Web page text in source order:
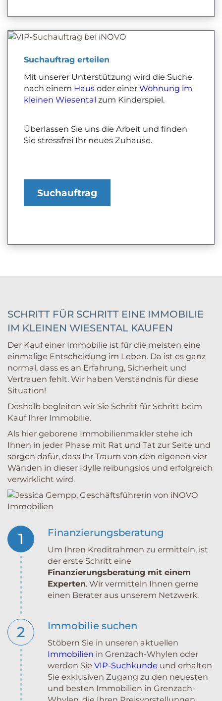
Suchauftrag erteilen
Mit unserer Unterstützung wird die Suche
nach einem Hausoder einer Wohnung im
kleinen Wiesental zum Kinderspiel.
Überlassen Sie uns die Arbeit und finden
Sie stressfrei Ihr neues Zuhause.
Suchauftrag
SCHRITT FÜR SCHRITT EINE IMMOBILIE
IM KLEINEN WIESENTAL KAUFEN
Der Kauf einer Immobilie ist für die meisten eine
einmalige Entscheidung im Leben. Da ist es ganz
normal, dass es an Erfahrung, Sicherheit und
Vertrauen fehlt. Wir haben Verständnis für diese
Situation!
Deshalb begleiten wir Sie Schritt für Schritt beim
Kauf Ihrer Immobilie.
Als hier geborene Immobilienmakler stehe ich
Ihnen in jeder Phase mit Rat und Tat zur Seite und
sorgen dafür, dass Ihr Traum von den eigenen vier
Wänden in dieser Idylle reibungslos und erfolgreich
verwirklicht wird.
1 Finanzierungsberatung
Um Ihren Kreditrahmen zu ermitteln, ist
der erste Schritt eine
Finanzierungsberatung mit einem
Experten. Wir vermitteln Ihnen gerne
einen Berater aus unserem Netzwerk.
2 Immobilie suchen
Stöbern Sie in unseren aktuellen
Immobilien in Grenzach-Whylen oder
werden Sie VIP-Suchkunde und erhalten
Sie exklusiven Zugang zu den neuesten
und besten Immobilien in Grenzach-